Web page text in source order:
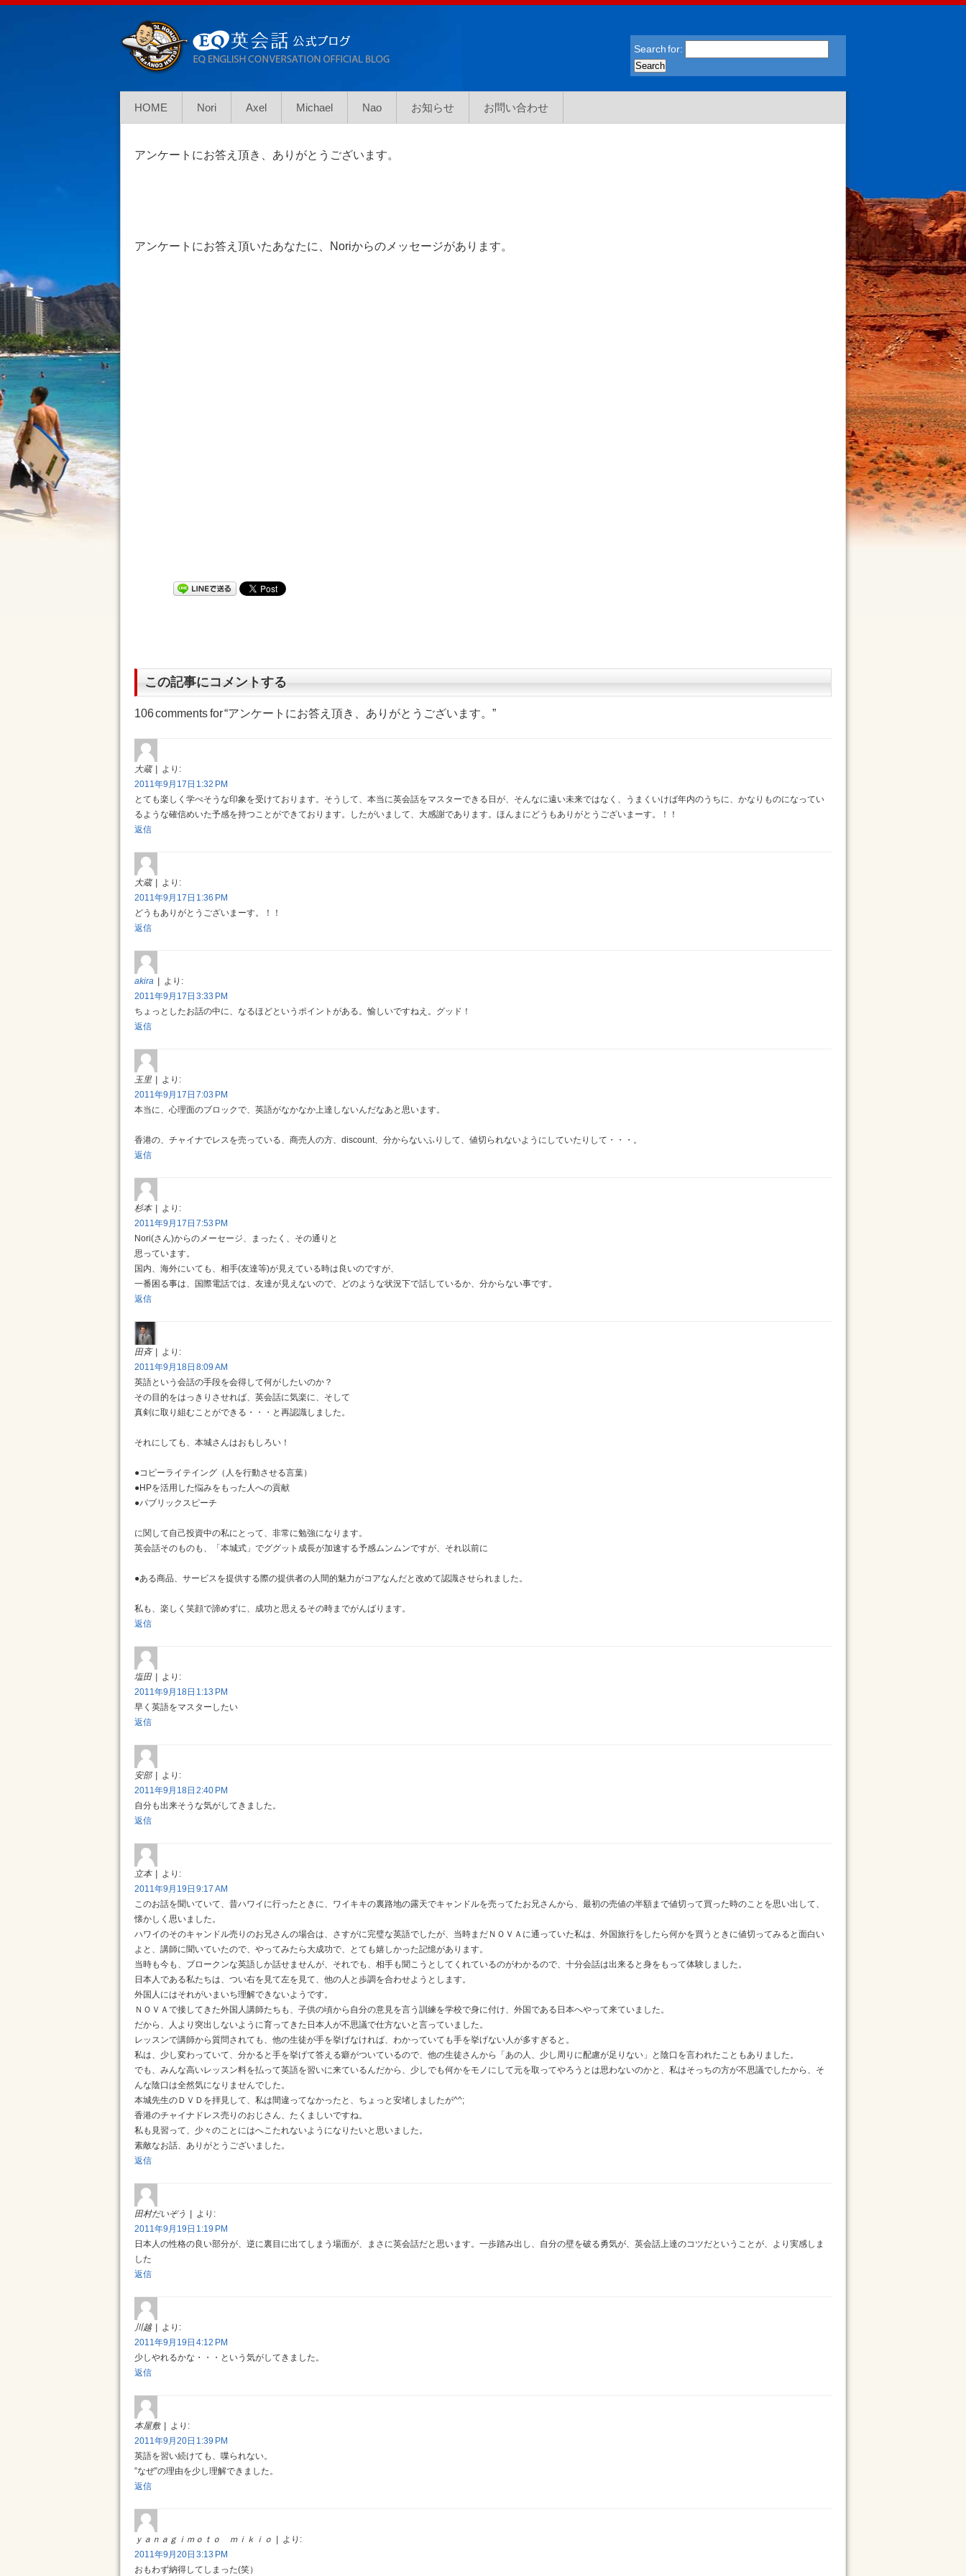
Search for:
HOME Nori Axel Michael Nao お知らせ お問い合わせ
アンケートにお答え頂き、ありがとうございます。
アンケートにお答え頂いたあなたに、Noriからのメッセージがあります。
この記事にコメントする
106 comments for “アンケートにお答え頂き、ありがとうございます。”
大蔵
より:
2011年9月17日 1:32 PM
とても楽しく学べそうな印象を受けております。そうして、本当に英会話をマスターできる日が、そんなに遠い未来ではなく、うまくいけば年内のうちに、かなりものになってい
るような確信めいた予感を持つことができております。したがいまして、大感謝であります。ほんまにどうもありがとうございまーす。！！
返信
大蔵
より:
2011年9月17日 1:36 PM
どうもありがとうございまーす。！！
返信
akira
より:
2011年9月17日 3:33 PM
ちょっとしたお話の中に、なるほどというポイントがある。愉しいですねえ。グッド！
返信
玉里
より:
2011年9月17日 7:03 PM
本当に、心理面のブロックで、英語がなかなか上達しないんだなあと思います。
香港の、チャイナでレスを売っている、商売人の方、discount、分からないふりして、値切られないようにしていたりして・・・。
返信
杉本
より:
2011年9月17日 7:53 PM
Nori(さん)からのメーセージ、まったく、その通りと
思っています。
国内、海外にいても、相手(友達等)が見えている時は良いのですが、
一番困る事は、国際電話では、友達が見えないので、どのような状況下で話しているか、分からない事です。
返信
田斉
より:
2011年9月18日 8:09 AM
英語という会話の手段を会得して何がしたいのか？
その目的をはっきりさせれば、英会話に気楽に、そして
真剣に取り組むことができる・・・と再認識しました。
それにしても、本城さんはおもしろい！
●コピーライテイング（人を行動させる言葉）
●HPを活用した悩みをもった人への貢献
●パブリックスピーチ
に関して自己投資中の私にとって、非常に勉強になります。
英会話そのものも、「本城式」でググット成長が加速する予感ムンムンですが、それ以前に
●ある商品、サービスを提供する際の提供者の人間的魅力がコアなんだと改めて認識させられました。
私も、楽しく笑顔で諦めずに、成功と思えるその時までがんばります。
返信
塩田
より:
2011年9月18日 1:13 PM
早く英語をマスターしたい
返信
安部
より:
2011年9月18日 2:40 PM
自分も出来そうな気がしてきました。
返信
立本
より:
2011年9月19日 9:17 AM
このお話を聞いていて、昔ハワイに行ったときに、ワイキキの裏路地の露天でキャンドルを売ってたお兄さんから、最初の売値の半額まで値切って買った時のことを思い出して、
懐かしく思いました。
ハワイのそのキャンドル売りのお兄さんの場合は、さすがに完璧な英語でしたが、当時まだＮＯＶＡに通っていた私は、外国旅行をしたら何かを買うときに値切ってみると面白い
よと、講師に聞いていたので、やってみたら大成功で、とても嬉しかった記憶があります。
当時も今も、ブロークンな英語しか話せませんが、それでも、相手も聞こうとしてくれているのがわかるので、十分会話は出来ると身をもって体験しました。
日本人である私たちは、つい右を見て左を見て、他の人と歩調を合わせようとします。
外国人にはそれがいまいち理解できないようです。
ＮＯＶＡで接してきた外国人講師たちも、子供の頃から自分の意見を言う訓練を学校で身に付け、外国である日本へやって来ていました。
だから、人より突出しないように育ってきた日本人が不思議で仕方ないと言っていました。
レッスンで講師から質問されても、他の生徒が手を挙げなければ、わかっていても手を挙げない人が多すぎると。
私は、少し変わっていて、分かると手を挙げて答える癖がついているので、他の生徒さんから「あの人、少し周りに配慮が足りない」と陰口を言われたこともありました。
でも、みんな高いレッスン料を払って英語を習いに来ているんだから、少しでも何かをモノにして元を取ってやろうとは思わないのかと、私はそっちの方が不思議でしたから、そ
んな陰口は全然気になりませんでした。
本城先生のＤＶＤを拝見して、私は間違ってなかったと、ちょっと安堵しましたが^^;
香港のチャイナドレス売りのおじさん、たくましいですね。
私も見習って、少々のことにはへこたれないようになりたいと思いました。
素敵なお話、ありがとうございました。
返信
田村だいぞう
より:
2011年9月19日 1:19 PM
日本人の性格の良い部分が、逆に裏目に出てしまう場面が、まさに英会話だと思います。一歩踏み出し、自分の壁を破る勇気が、英会話上達のコツだということが、より実感しま
した
返信
川越
より:
2011年9月19日 4:12 PM
少しやれるかな・・・という気がしてきました。
返信
本屋敷
より:
2011年9月20日 1:39 PM
英語を習い続けても、喋られない。
”なぜ”の理由を少し理解できました。
返信
ｙａｎａｇｉｍｏｔｏ ｍｉｋｉｏ
より:
2011年9月20日 3:13 PM
おもわず納得してしまった(笑）